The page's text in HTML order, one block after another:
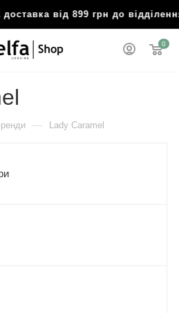
від 899 грн до відділення
0
— Lady Caramel